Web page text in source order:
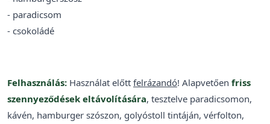
- paradicsom
- csokoládé
Felhasználás: Használat előtt felrázandó! Alapvetően friss
szennyeződések eltávolítására, tesztelve paradicsomon,
kávén, hamburger szószon, golyóstoll tintáján, vérfolton,